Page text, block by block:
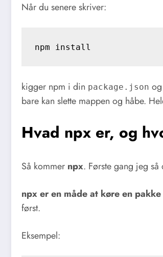
Når du senere skriver:
npm install
kigger npm i din package.json
bare kan slette mappen og håbe.
Hvad npx er, og
Så kommer npx. Første gang jeg
npx er en måde at køre en
først.
Eksempel: